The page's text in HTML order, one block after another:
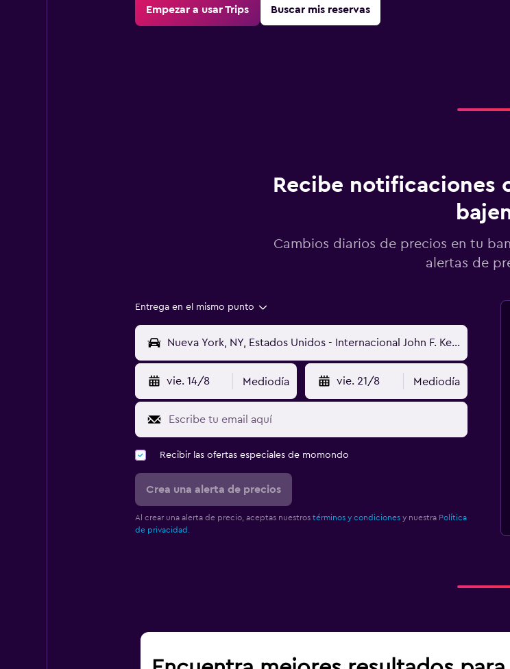
Empezar a usar Trips Buscar mis reservas
Recibe notificaciones
Cambios diarios de precios en tu
alertas de
Entrega en el mismo punto
vie. 14/8 Mediodía vie. 21/8 Mediodía
Recibir las ofertas especiales de momondo
Crea una alerta de precios
Al crear una alerta de precio, aceptas nuestros términos y condicionesy nuestra Política
de privacidad.